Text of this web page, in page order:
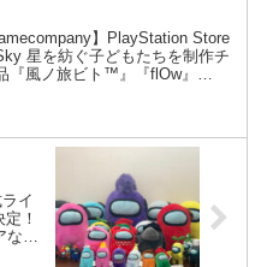
】PlayStation Store
星を紡ぐ子どもたちを制作チ
『風ノ旅ビト™』『flOw』
イ
！
など